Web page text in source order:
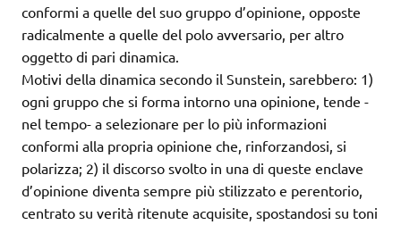
conformi a quelle del suo gruppo d’opinione, opposte
radicalmente a quelle del polo avversario, per altro
oggetto di pari dinamica.
Motivi della dinamica secondo il Sunstein, sarebbero: 1)
ogni gruppo che si forma intorno una opinione, tende -
nel tempo- a selezionare per lo più informazioni
conformi alla propria opinione che, rinforzandosi, si
polarizza; 2) il discorso svolto in una di queste enclave
d’opinione diventa sempre più stilizzato e perentorio,
centrato su verità ritenute acquisite, spostandosi su toni